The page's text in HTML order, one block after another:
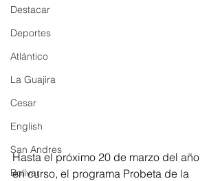
Destacar
Deportes
Atlántico
La Guajira
Cesar
English
San Andres
Bolívar
Hasta el próximo 20 de marzo del año
en curso, el programa Probeta de la